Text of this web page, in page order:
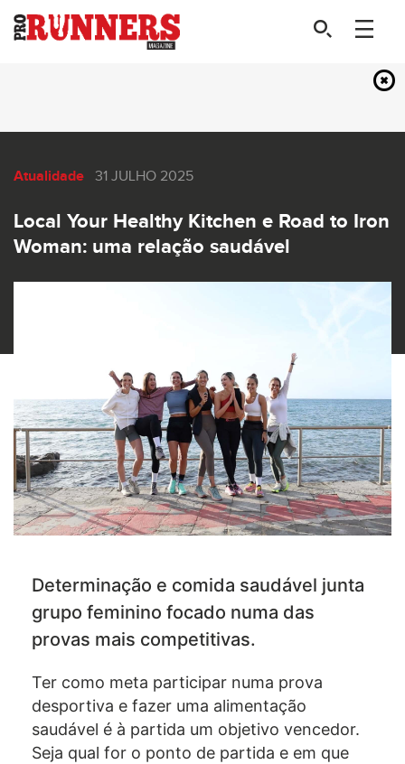
Atualidade 31 JULHO 2025
Local Your Healthy Kitchen e Road to Iron
Woman: uma relação saudável
Determinação e comida saudável junta
grupo feminino focado numa das
provas mais competitivas.
Ter como meta participar numa prova
desportiva e fazer uma alimentação
saudável é à partida um objetivo vencedor.
Seja qual for o ponto de partida e em que